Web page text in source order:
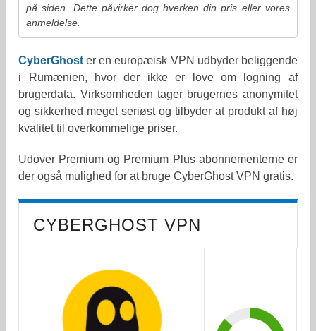
på siden. Dette påvirker dog hverken din pris eller vores
anmeldelse.
CyberGhost er en europæisk VPN udbyder beliggende
i Rumænien, hvor der ikke er love om logning af
brugerdata. Virksomheden tager brugernes anonymitet
og sikkerhed meget seriøst og tilbyder at produkt af høj
kvalitet til overkommelige priser.
Udover Premium og Premium Plus abonnementerne er
der også mulighed for at bruge CyberGhost VPN gratis.
CYBERGHOST VPN